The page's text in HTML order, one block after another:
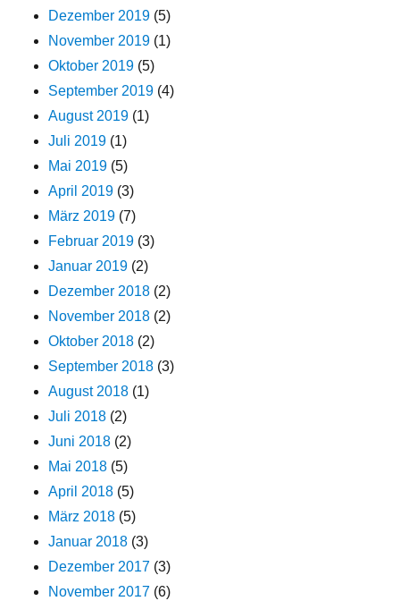
Dezember 2019 (5)
November 2019 (1)
Oktober 2019 (5)
September 2019 (4)
August 2019 (1)
Juli 2019 (1)
Mai 2019 (5)
April 2019 (3)
März 2019 (7)
Februar 2019 (3)
Januar 2019 (2)
Dezember 2018 (2)
November 2018 (2)
Oktober 2018 (2)
September 2018 (3)
August 2018 (1)
Juli 2018 (2)
Juni 2018 (2)
Mai 2018 (5)
April 2018 (5)
März 2018 (5)
Januar 2018 (3)
Dezember 2017 (3)
November 2017 (6)